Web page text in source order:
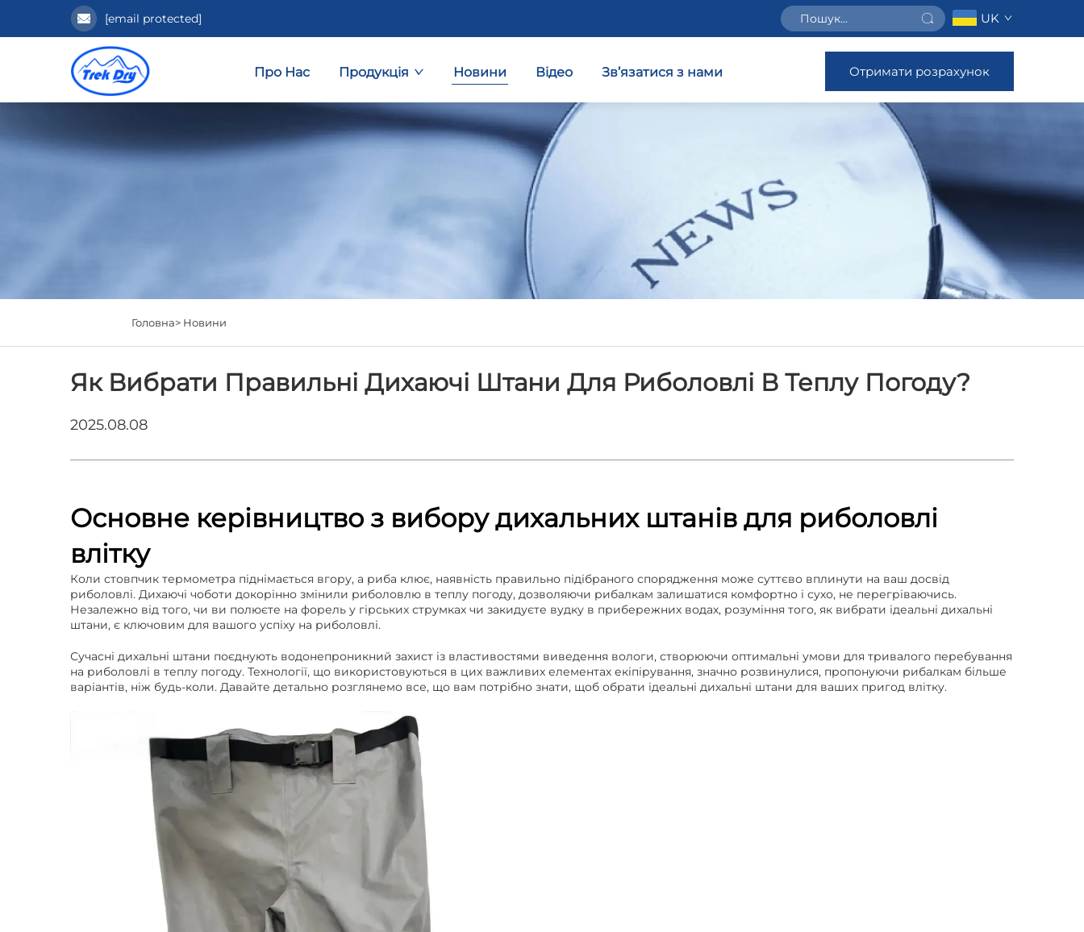
[email protected] UK
Про Нас Продукція Новини Відео Зв’язатися з нами Отримати розрахунок
Головна> Новини
Як Вибрати Правильні Дихаючі Штани Для Риболовлі В Теплу Погоду?
2025.08.08
Основне керівництво з вибору дихальних штанів для риболовлі
влітку
Коли стовпчик термометра піднімається вгору, а риба клює, наявність правильно підібраного спорядження може суттєво вплинути на ваш досвід
риболовлі. Дихаючі чоботи докорінно змінили риболовлю в теплу погоду, дозволяючи рибалкам залишатися комфортно і сухо, не перегріваючись.
Незалежно від того, чи ви полюєте на форель у гірських струмках чи закидуєте вудку в прибережних водах, розуміння того, як вибрати ідеальні дихальні
штани, є ключовим для вашого успіху на риболовлі.
Сучасні дихальні штани поєднують водонепроникний захист із властивостями виведення вологи, створюючи оптимальні умови для тривалого перебування
на риболовлі в теплу погоду. Технології, що використовуються в цих важливих елементах екіпірування, значно розвинулися, пропонуючи рибалкам більше
варіантів, ніж будь-коли. Давайте детально розглянемо все, що вам потрібно знати, щоб обрати ідеальні дихальні штани для ваших пригод влітку.